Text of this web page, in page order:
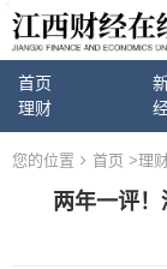
首页
理财
您的位置 首页 >理
两年一评